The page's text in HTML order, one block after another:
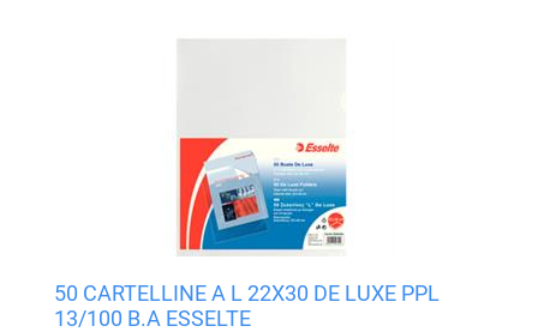
50 CARTELLINE A L 22X30 DE LUXE PPL
13/100 B.A ESSELTE